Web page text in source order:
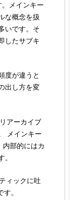
メインキー
な概念を扱
いです。そ
したサブキ
度が違うと
出し方を変
アーカイブ
メインキー
内部的にはカ
ィックに吐
。